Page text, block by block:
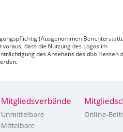
(Ausgenommen
dass die Nutzung des Logos im
des Ansehens des dbb Hessen
Mitgliedsverbände
Unmittelbare
Mittelbare
Online-